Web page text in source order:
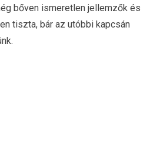
bőven ismeretlen jellemzők és
tiszta, bár az utóbbi kapcsán